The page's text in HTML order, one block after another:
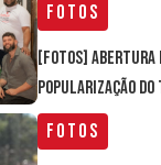
Fotos
[FOTOS] Abertura
Popularização do
Fotos